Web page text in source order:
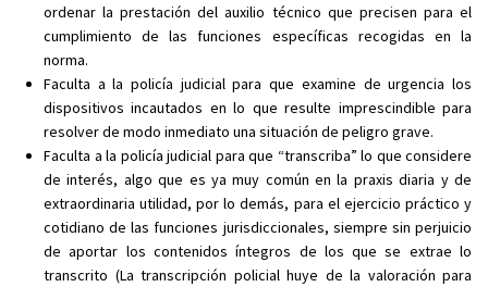
ordenar la prestación del auxilio técnico que precisen para el
cumplimiento de las funciones específicas recogidas en la
norma.
Faculta a la policía judicial para que examine de urgencia los
dispositivos incautados en lo que resulte imprescindible para
resolver de modo inmediato una situación de peligro grave.
Faculta a la policía judicial para que “transcriba” lo que considere
de interés, algo que es ya muy común en la praxis diaria y de
extraordinaria utilidad, por lo demás, para el ejercicio práctico y
cotidiano de las funciones jurisdiccionales, siempre sin perjuicio
de aportar los contenidos íntegros de los que se extrae lo
transcrito (La transcripción policial huye de la valoración para